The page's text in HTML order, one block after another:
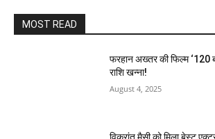
MOST READ
फरहान अख्तर की फिल्म ‘120
राशि खन्ना!
August 4, 2025
विक्रांत मैसी को मिला बेस्ट